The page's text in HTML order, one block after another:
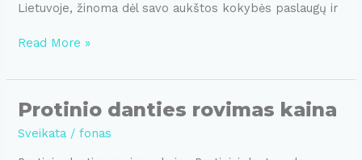
Lietuvoje, žinoma dėl savo aukštos kokybės paslaugų ir
Žalgirio
danties
Read More »
Protinio danties rovimas kaina
Sveikata /fonas